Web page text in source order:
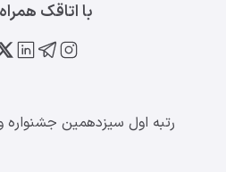
با اتاقک
رتبه اول سیزدهمین جشنواره